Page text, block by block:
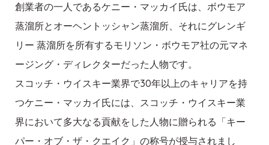
創業者の一人であるケニー・マッカイ氏は、ボウモア
蒸溜所とオーヘントッシャン蒸溜所、それにグレンギ
リー 蒸溜所を所有するモリソン・ボウモア社の元マネ
ージング・ディレクターだった人物です。
スコッチ・ウイスキー業界で30年以上のキャリアを持
つケニー・マッカイ氏には、スコッチ・ウイスキー業
界において多大なる貢献をした人物に贈られる「キー
パー・オブ・ザ・クエイク」の称号が授与されまし